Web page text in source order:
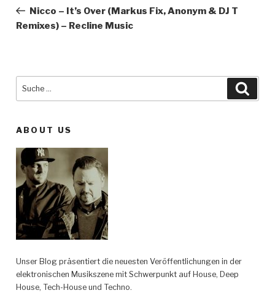
Nicco – It’s Over (Markus Fix, Anonym & DJ T
Remixes) – Recline Music
ABOUT US
Unser Blog präsentiert die neuesten Veröffentlichungen in der
elektronischen Musikszene mit Schwerpunkt auf House, Deep
House, Tech-House und Techno.